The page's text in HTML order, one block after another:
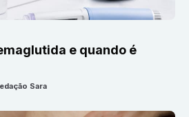
e quando é
Sara